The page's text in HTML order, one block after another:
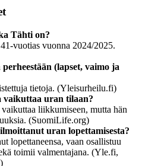
Tähti on?
vuotias vuonna 2024/2025.
(lapset, vaimo ja
tietoja. (Yleisurheilu.fi)
vaikuttaa uran tilaan?
liikkumiseen, mutta hän
(SuomiLife.org)
uran lopettamisesta?
lopettaneensa, vaan osallistuu
toimii valmentajana. (Yle.fi,